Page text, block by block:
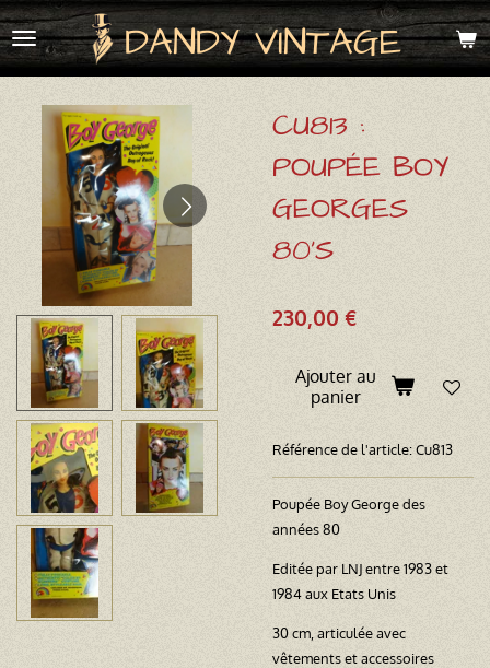
Passer
au
contenu
DANDY VINTAGE
CU813 :
POUPÉE BOY
GEORGES
80'S
230,00 €
Ajouter au
panier
Référence de l'article:Cu813
Poupée Boy George des
années 80
Editée par LNJ entre 1983 et
1984 aux Etats Unis
30 cm, articulée avec
vêtements et accessoires